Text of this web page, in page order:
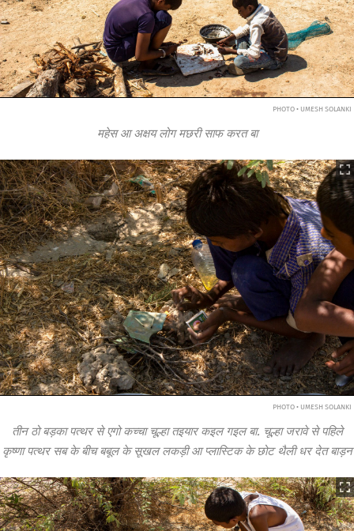
PHOTO • UMESH SOLANKI
महेस आ अक्षय लोग मछरी साफ करत बा
PHOTO • UMESH SOLANKI
तीन ठो बड़का पत्थर से एगो कच्चा चूल्हा तइयार कइल गइल बा. चूल्हा जरावे से पहिले
कृष्णा पत्थर सब के बीच बबूल के सूखल लकड़ी आ प्लास्टिक के छोट थैली धर देत बाड़न